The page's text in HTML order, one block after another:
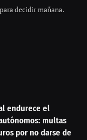
los rumores
su exmarido,
en